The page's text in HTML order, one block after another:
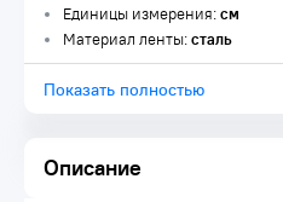
Описание
Единицы измерения:см
Материал ленты:сталь
Показать полностью